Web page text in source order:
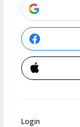
Login